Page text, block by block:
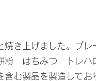
き上げました。プ
はちみつ トレ
む製品を製造してお